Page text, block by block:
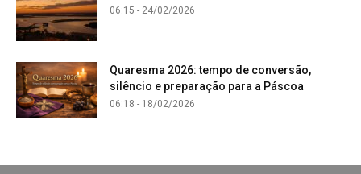
06:15 - 24/02/2026
Quaresma 2026: tempo de conversão,
silêncio e preparação para a Páscoa
06:18 - 18/02/2026